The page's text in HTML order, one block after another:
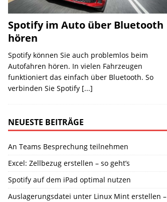
Spotify im Auto über Bluetooth
hören
Spotify können Sie auch problemlos beim
Autofahren hören. In vielen Fahrzeugen
funktioniert das einfach über Bluetooth. So
verbinden Sie Spotify [...]
NEUESTE BEITRÄGE
An Teams Besprechung teilnehmen
Excel: Zellbezug erstellen – so geht’s
Spotify auf dem iPad optimal nutzen
Auslagerungsdatei unter Linux Mint erstellen –